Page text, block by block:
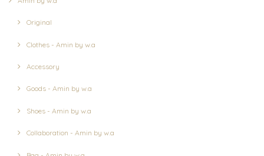
Original
Clothes - Amin by w.a
Accessory
Goods - Amin by w.a
Shoes - Amin by w.a
Collaboration - Amin by w.a